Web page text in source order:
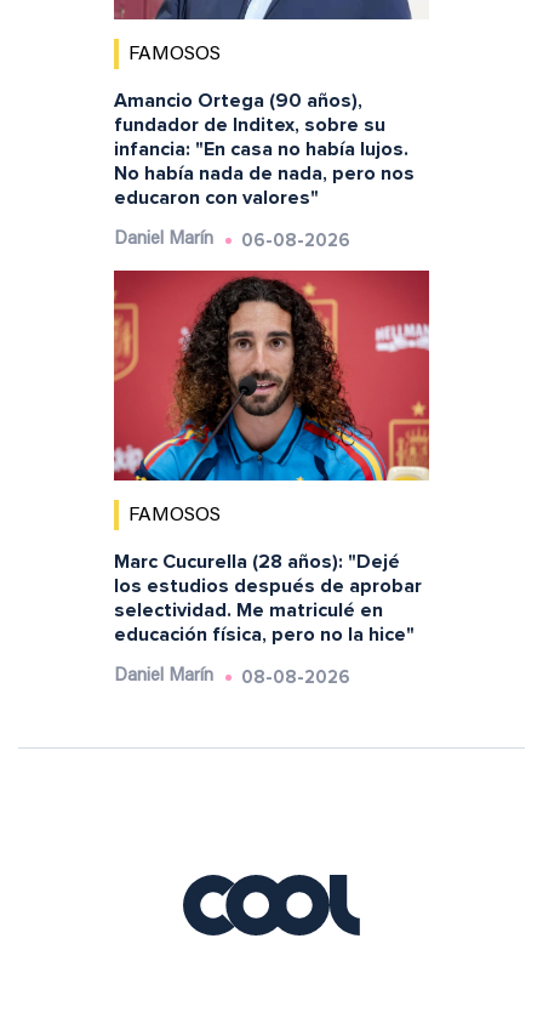
FAMOSOS
Amancio Ortega (90 años),
fundador de Inditex, sobre su
infancia: "En casa no había lujos.
No había nada de nada, pero nos
educaron con valores"
Daniel Marín 06-08-2026
FAMOSOS
Marc Cucurella (28 años): "Dejé
los estudios después de aprobar
selectividad. Me matriculé en
educación física, pero no la hice"
Daniel Marín 08-08-2026